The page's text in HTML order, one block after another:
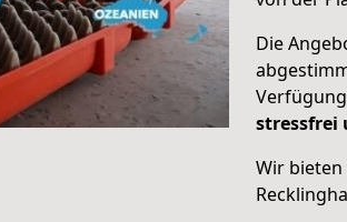
Die
stressfrei
Wir bieten